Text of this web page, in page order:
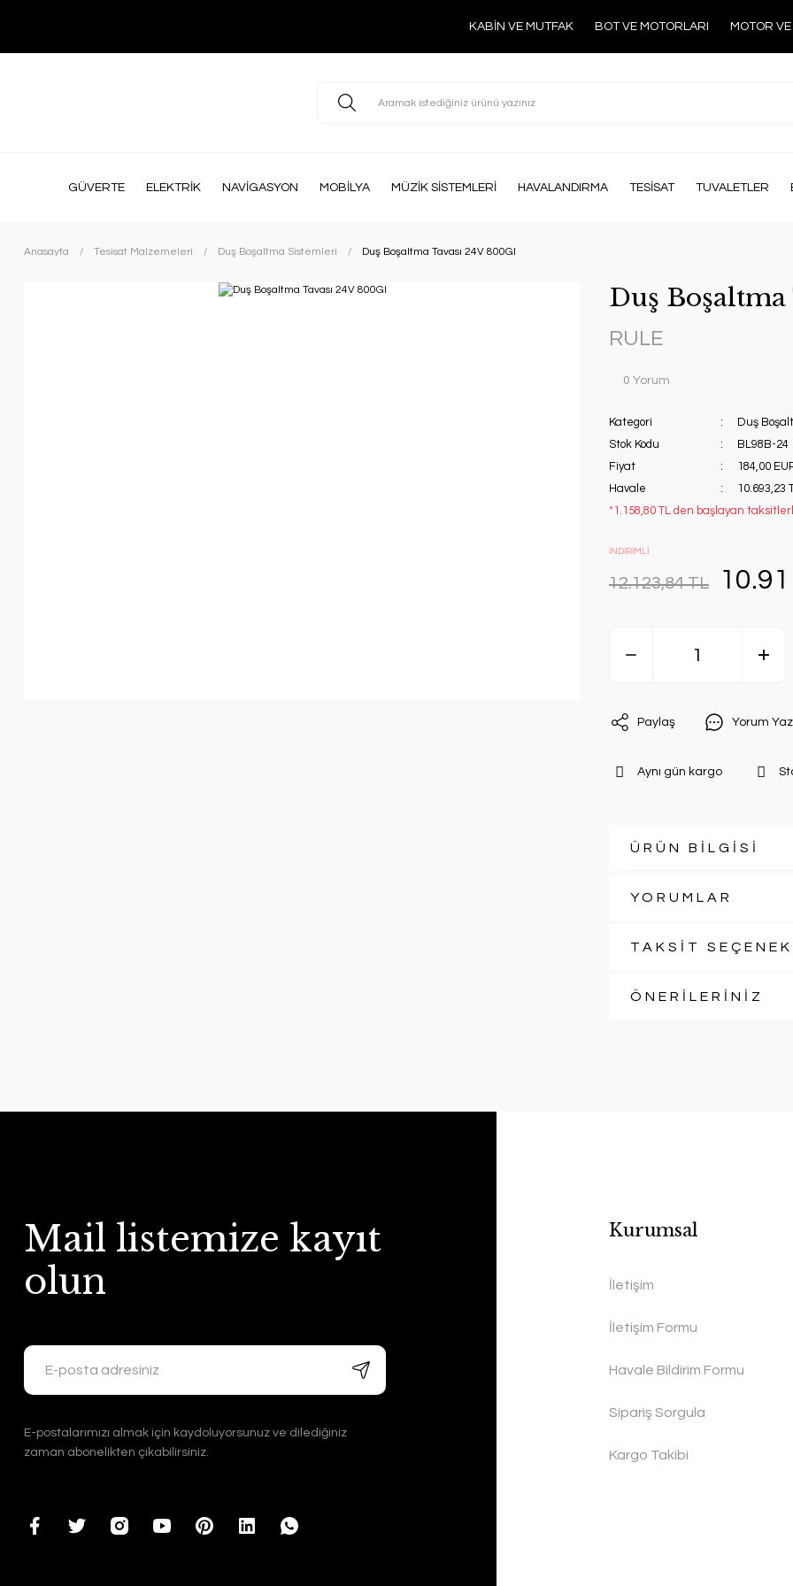
KABİN VE MUTFAK BOT VE MOTORLARI MOTOR
GÜVERTE ELEKTRİK NAVİGASYON MOBİLYA MÜZİK SİSTEMLERİ HAVALANDIRMA TESİSAT TUVALETLER
Anasayfa Tesisat Malzemeleri Duş Boşaltma Sistemleri Duş Boşaltma Tavası 24V 800Gl
Duş Boşaltma
RULE
0 Yorum
Kategori
Duş
Stok Kodu
BL98B-24
Fiyat
184,00
Havale
10.693,23
*1.158,80 TL den başlayan
İNDİRİMLİ
12.123,84 TL
Paylaş Yorum Yaz
Aynı gün kargo
ÜRÜN BİLGİSİ
YORUMLAR
TAKSİT
ÖNERİLERİNİZ
Mail listemize kayıt
olun
E-postalarımızı almak için kaydoluyorsunuz ve dilediğiniz
zaman abonelikten çıkabilirsiniz.
Kurumsal
İletişim
İletişim Formu
Havale Bildirim Formu
Sipariş Sorgula
Kargo Takibi